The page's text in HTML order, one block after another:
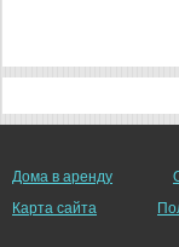
Дома в аренду
Карта сайта